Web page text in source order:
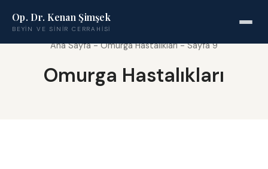
Op. Dr. Kenan Şimşek
BEYIN VE SINIR CERRAHISI
Ana Sayfa-Omurga Hastalıkları-Sayfa 9
Omurga Hastalıkları